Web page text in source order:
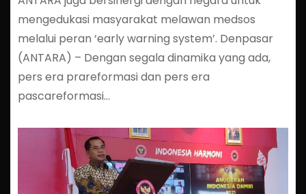
mengedukasi masyarakat melawan medsos
melalui peran ‘early warning system’. Denpasar
(ANTARA) – Dengan segala dinamika yang ada,
pers era prareformasi dan pers era
pascareformasi…